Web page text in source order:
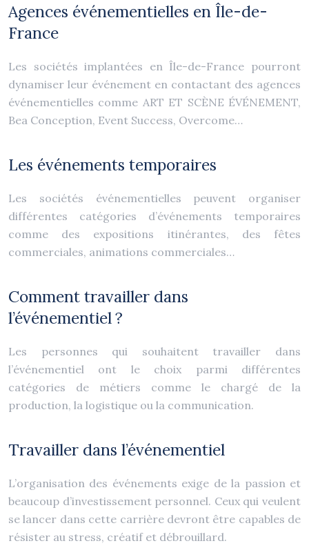
Agences événementielles en Île-de-
France
Les sociétés implantées en Île-de-France pourront
dynamiser leur événement en contactant des agences
événementielles comme ART ET SCÈNE ÉVÉNEMENT,
Bea Conception, Event Success, Overcome…
Les événements temporaires
Les sociétés événementielles peuvent organiser
différentes catégories d’événements temporaires
comme des expositions itinérantes, des fêtes
commerciales, animations commerciales…
Comment travailler dans
l’événementiel ?
Les personnes qui souhaitent travailler dans
l’événementiel ont le choix parmi différentes
catégories de métiers comme le chargé de la
production, la logistique ou la communication.
Travailler dans l’événementiel
L’organisation des événements exige de la passion et
beaucoup d’investissement personnel. Ceux qui veulent
se lancer dans cette carrière devront être capables de
résister au stress, créatif et débrouillard.